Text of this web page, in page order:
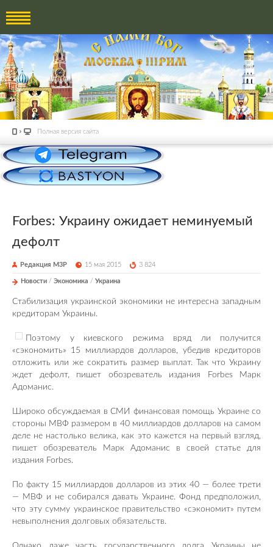
Полная версия сайта
Forbes: Украину ожидает неминуемый
дефолт
Редакция М3Р 15 мая 2015 3 824
Новости / Экономика / Украина
Стабилизация украинской экономики не интересна западным
кредиторам Украины.
Поэтому у киевского режима вряд ли получится
«сэкономить» 15 миллиардов долларов, убедив кредиторов
отложить или же сократить размер выплат. Так что Украину
ждет дефолт, пишет обозреватель издания Forbes Марк
Адоманис.
Широко обсуждаемая в СМИ финансовая помощь Украине со
стороны МВФ размером в 40 миллиардов долларов на самом
деле не настолько велика, как это кажется на первый взгляд,
пишет обозреватель Марк Адоманис в своей статье для
издания Forbes.
По факту 15 миллиардов долларов из этих 40 — более трети
— МВФ и не собирался давать Украине. Фонд предположил,
что эту сумму украинское правительство «сэкономит» путем
невыполнения долговых обязательств.